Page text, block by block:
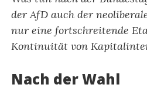
der AfD auch der
nur eine fortschreitende
Kontinuität von
Nach der Wahl